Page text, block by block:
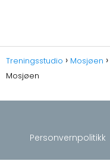
Treningsstudio Mosjøen
Mosjøen
Personvernpolitikk